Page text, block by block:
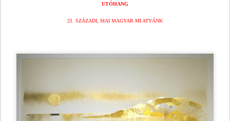
UTÓHANG
21. SZÁZADI, MAI MAGYAR MI ATYÁNK